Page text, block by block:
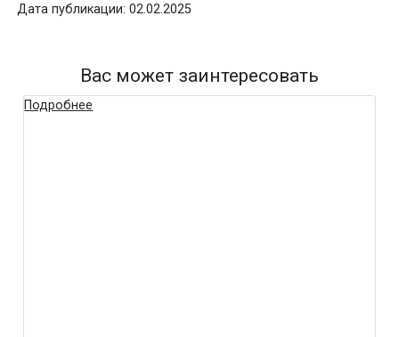
Дата публикации: 02.02.2025
Вас может заинтересовать
Подробнее